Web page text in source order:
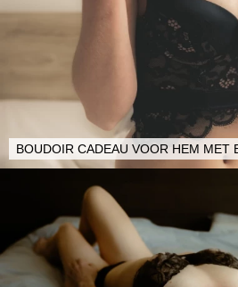
BOUDOIR CADEAU VOOR HEM MET